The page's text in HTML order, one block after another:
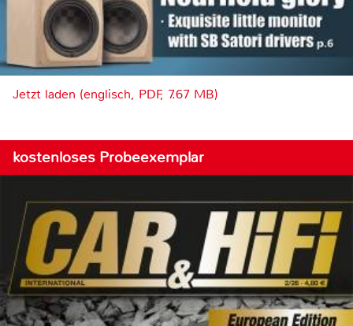
Jetzt laden (englisch, PDF, 7.67 MB)
kostenloses Probeexemplar